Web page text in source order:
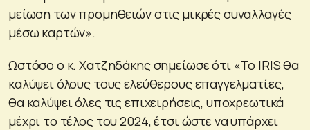
μείωση των προμηθειών στις μικρές συναλλαγές
μέσω καρτών».
Ωστόσο ο κ. Χατζηδάκης σημείωσε ότι «Το IRIS θα
καλύψει όλους τους ελεύθερους επαγγελματίες,
θα καλύψει όλες τις επιχειρήσεις, υποχρεωτικά
μέχρι το τέλος του 2024, έτσι ώστε να υπάρχει